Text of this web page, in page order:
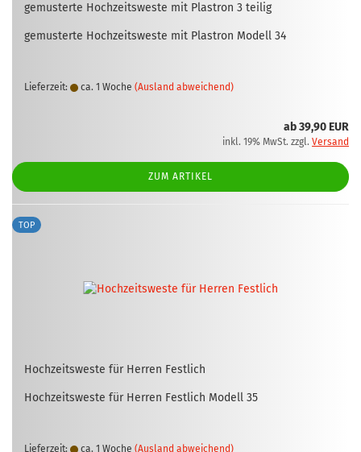
ge­mus­ter­te Hoch­zeits­wes­te mit Plas­tron 3 tei­lig
ge­mus­ter­te Hoch­zeits­wes­te mit Plas­tron Mo­dell 34
Lieferzeit: ca. 1 Woche (Ausland abweichend)
ab 39,90 EUR
inkl. 19% MwSt. zzgl. Versand
ZUM ARTIKEL
TOP
Hoch­zeits­wes­te für Her­ren Fest­lich
Hoch­zeits­wes­te für Her­ren Fest­lich Mo­dell 35
Lieferzeit: ca. 1 Woche (Ausland abweichend)